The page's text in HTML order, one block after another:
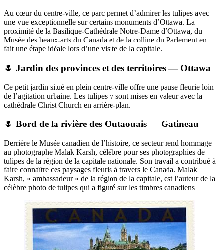
Au cœur du centre-ville, ce parc permet d’admirer les tulipes avec
une vue exceptionnelle sur certains monuments d’Ottawa. La
proximité de la Basilique-Cathédrale Notre-Dame d’Ottawa, du
Musée des beaux-arts du Canada et de la colline du Parlement en
fait une étape idéale lors d’une visite de la capitale.
🌷 Jardin des provinces et des territoires — Ottawa
Ce petit jardin situé en plein centre-ville offre une pause fleurie loin
de l’agitation urbaine. Les tulipes y sont mises en valeur avec la
cathédrale Christ Church en arrière-plan.
🌷 Bord de la rivière des Outaouais — Gatineau
Derrière le Musée canadien de l’histoire, ce secteur rend hommage
au photographe Malak Karsh, célèbre pour ses photographies de
tulipes de la région de la capitale nationale. Son travail a contribué à
faire connaître ces paysages fleuris à travers le Canada. Malak
Karsh, « ambassadeur » de la région de la capitale, est l’auteur de la
célèbre photo de tulipes qui a figuré sur les timbres canadiens